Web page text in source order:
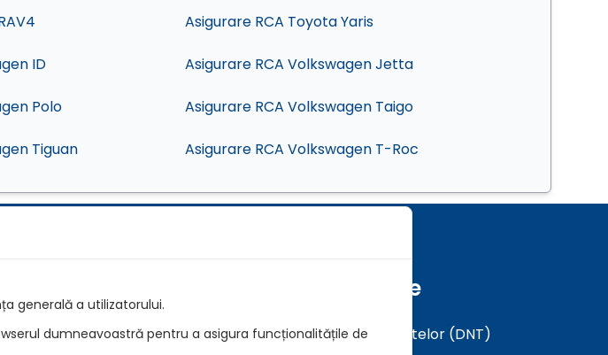
Asigurare RCA Toyota Yaris
ID Asigurare RCA Volkswagen Jetta
Polo Asigurare RCA Volkswagen Taigo
Tiguan Asigurare RCA Volkswagen T-Roc
Detalii asiguratori
Formulare
Analiza a Cerintelor (DNT)
generală a utilizatorului.
dumneavoastră pentru a asigura funcționalitățile de